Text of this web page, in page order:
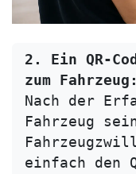
2. Ein QR-
zum Fahrzeug:
Nach der
Fahrzeug
einfach den